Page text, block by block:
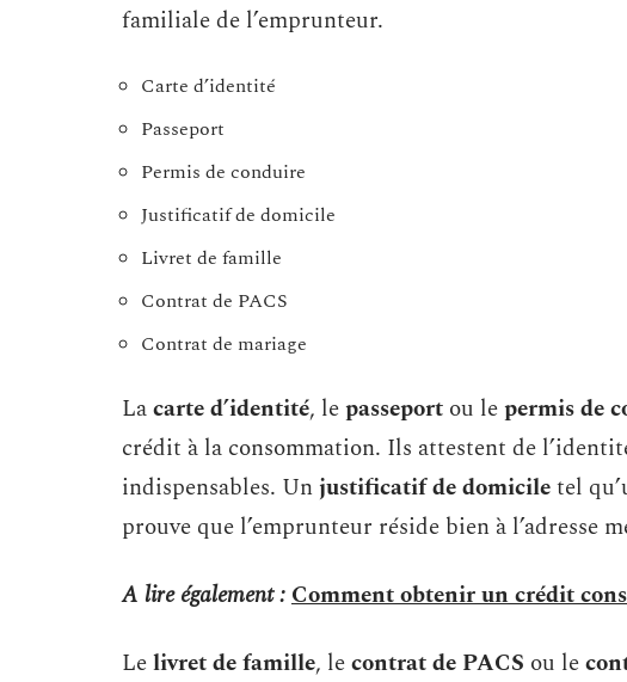
familiale de l’emprunteur.
Carte d’identité
Passeport
Permis de conduire
Justificatif de domicile
Livret de famille
Contrat de PACS
Contrat de mariage
Lacarte d’identité, lepasseport ou lepermis de
crédit à la consommation. Ils attestent de
indispensables. Unjustificatif de domiciletel
prouve que l’emprunteur réside bien à l’adresse
A lire également :Comment obtenir un crédit
Lelivret de famille, lecontrat de PACS ou le